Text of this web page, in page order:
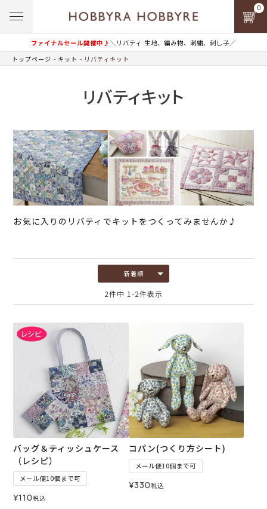
ファイナルセール開催中♪＼リバティ 生地、編み物、刺繍、刺し子／
0
トップページ キット リバティキット
リバティキット
お気に入りのリバティでキットをつくってみませんか♪
新着順
2件中 1 -2件表示
バッグ＆ティッシュケース
（レシピ）
メール便10個まで可
¥110税込
コパン(つくり方シート)
メール便10個まで可
¥330税込